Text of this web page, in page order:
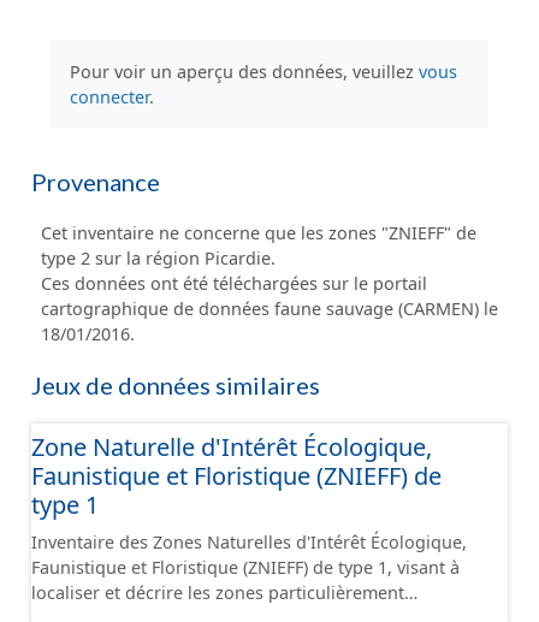
Pour voir un aperçu des données, veuillez vous
connecter.
Provenance
Cet inventaire ne concerne que les zones "ZNIEFF" de
type 2 sur la région Picardie.
Ces données ont été téléchargées sur le portail
cartographique de données faune sauvage (CARMEN) le
18/01/2016.
Jeux de données similaires
Zone Naturelle d'Intérêt Écologique,
Faunistique et Floristique (ZNIEFF) de
type 1
Inventaire des Zones Naturelles d'Intérêt Écologique,
Faunistique et Floristique (ZNIEFF) de type 1, visant à
localiser et décrire les zones particulièrement